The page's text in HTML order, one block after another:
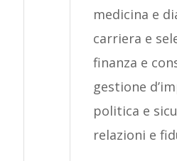
medicina e
carriera e
finanza e
gestione
politica e
relazioni e